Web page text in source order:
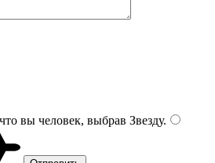
вы человек, выбрав Звезду.